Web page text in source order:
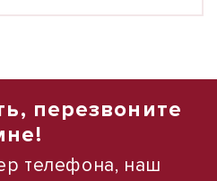
перезвоните
телефона, наш